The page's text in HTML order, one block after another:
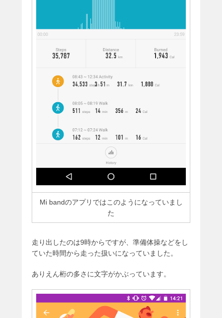
Mi bandのアプリではこのようになっていまし
た
走り出したのは9時からですが、準備体操などをし
ていた時間から走った扱いになっていました。
ありえん桁の多さに文字がかぶっています。